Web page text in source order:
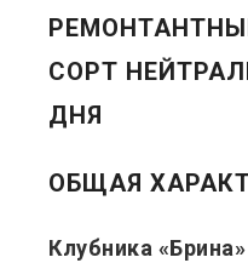
СОРТ
ДНЯ
ОБЩАЯ
Клубника